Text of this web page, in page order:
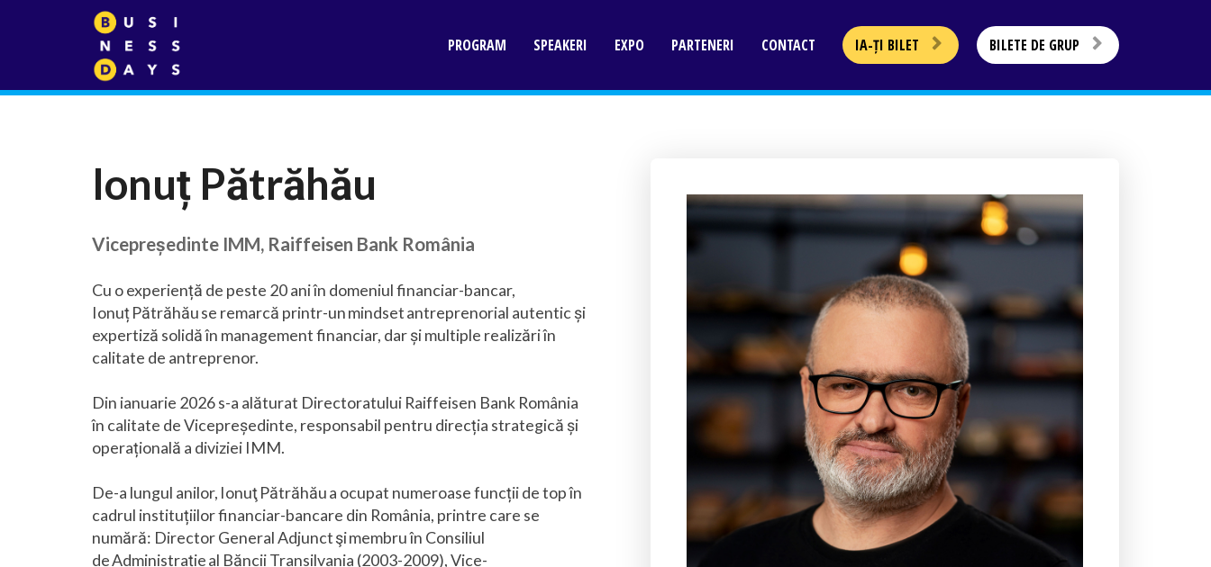
PROGRAM SPEAKERI EXPO PARTENERI CONTACT IA-ȚI BILET BILETE DE GRUP
Ionuț Pătrăhău
Vicepreședinte IMM, Raiffeisen Bank România
Cu o experiență de peste 20 ani în domeniul financiar-bancar,
Ionuț Pătrăhău se remarcă printr-un mindset antreprenorial autentic și
expertiză solidă în management financiar, dar și multiple realizări în
calitate de antreprenor.
Din ianuarie 2026 s-a alăturat Directoratului Raiffeisen Bank România
în calitate de Vicepreședinte, responsabil pentru direcția strategică și
operațională a diviziei IMM.
De-a lungul anilor, Ionuţ Pătrăhău a ocupat numeroase funcții de top în
cadrul instituțiilor financiar-bancare din România, printre care se
numără: Director General Adjunct şi membru în Consiliul
de Administrație al Băncii Transilvania (2003-2009), Vice-